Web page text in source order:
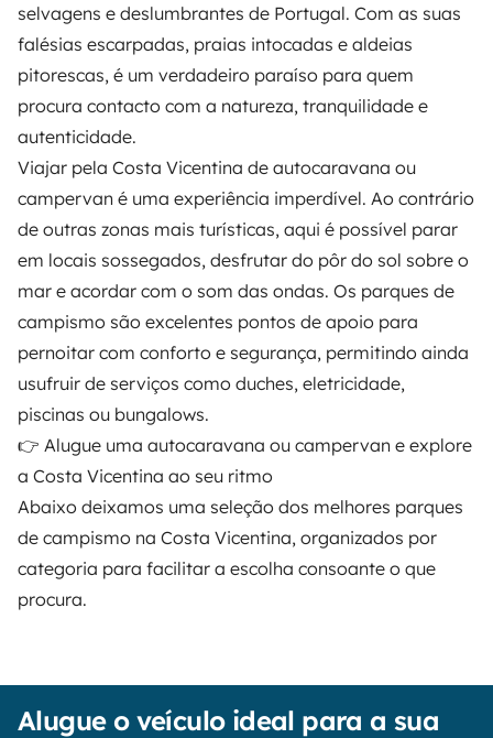
selvagens e deslumbrantes de Portugal. Com as suas
falésias escarpadas, praias intocadas e aldeias
pitorescas, é um verdadeiro paraíso para quem
procura contacto com a natureza, tranquilidade e
autenticidade.
Viajar pela Costa Vicentina de autocaravana ou
campervan é uma experiência imperdível. Ao contrário
de outras zonas mais turísticas, aqui é possível parar
em locais sossegados, desfrutar do pôr do sol sobre o
mar e acordar com o som das ondas. Os parques de
campismo são excelentes pontos de apoio para
pernoitar com conforto e segurança, permitindo ainda
usufruir de serviços como duches, eletricidade,
piscinas ou bungalows.
👉 Alugue uma autocaravana ou campervan e explore
a Costa Vicentina ao seu ritmo
Abaixo deixamos uma seleção dos melhores parques
de campismo na Costa Vicentina, organizados por
categoria para facilitar a escolha consoante o que
procura.
Alugue o veículo ideal para a sua